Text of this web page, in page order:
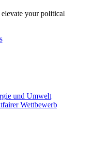
elevate your political
und Umwelt
fairer Wettbewerb